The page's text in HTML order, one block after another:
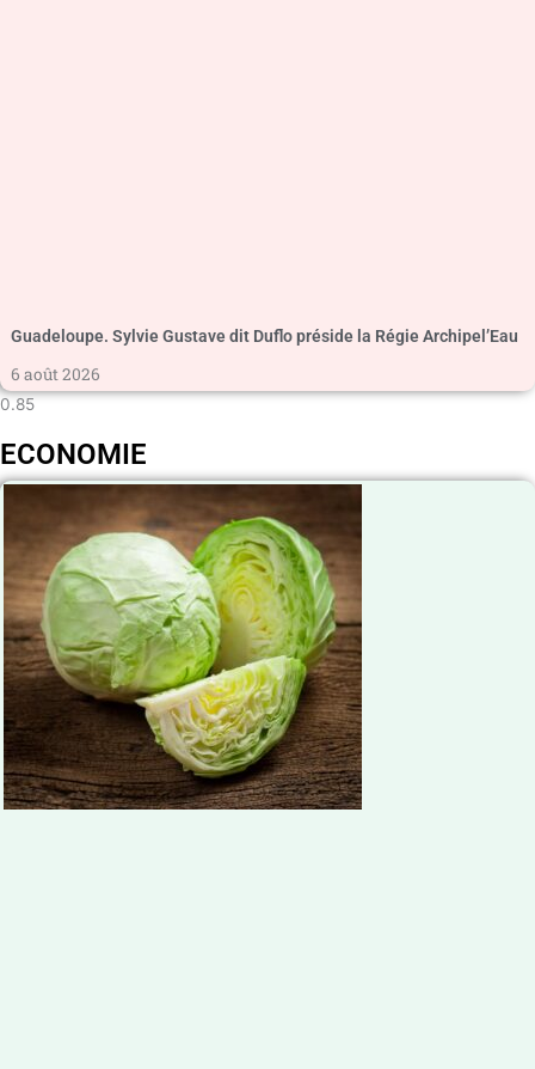
Guadeloupe. Sylvie Gustave dit Duflo préside la Régie Archipel’Eau
6 août 2026
ECONOMIE